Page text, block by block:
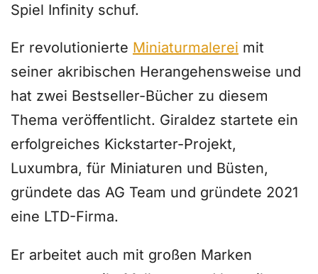
Spiel Infinity schuf.
Er revolutionierte Miniaturmalerei mit
seiner akribischen Herangehensweise und
hat zwei Bestseller-Bücher zu diesem
Thema veröffentlicht. Giraldez startete ein
erfolgreiches Kickstarter-Projekt,
Luxumbra, für Miniaturen und Büsten,
gründete das AG Team und gründete 2021
eine LTD-Firma.
Er arbeitet auch mit großen Marken